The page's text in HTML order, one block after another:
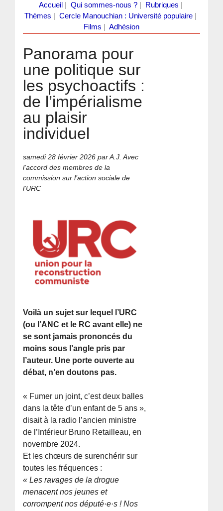
Accueil Qui sommes-nous ?| Rubriques
Thèmes
Cercle Manouchian : Université populaire
Films
Adhésion
Panorama pour
une politique sur
les psychoactifs :
de l’impérialisme
au plaisir
individuel
samedi 28 février 2026 par A.J. Avec
l’accord des membres de la
commission sur l’action sociale de
l’URC
Voilà un sujet sur lequel l’URC
(ou l’ANC et le RC avant elle) ne
se sont jamais prononcés du
moins sous l’angle pris par
l’auteur. Une porte ouverte au
débat, n’en doutons pas.
« Fumer un joint, c’est deux balles
dans la tête d’un enfant de 5 ans »,
disait à la radio l’ancien ministre
de l’Intérieur Bruno Retailleau, en
novembre 2024.
Et les chœurs de surenchérir sur
toutes les fréquences :
« Les ravages de la drogue
menacent nos jeunes et
corrompent nos député·e·s ! Nos